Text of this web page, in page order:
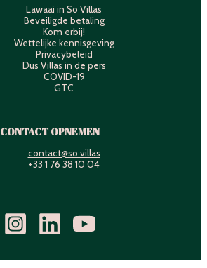
Lawaai in So Villas
Beveiligde betaling
Kom erbij!
Wettelijke kennisgeving
Privacybeleid
Dus Villas in de pers
COVID-19
GTC
CONTACT OPNEMEN
contact@so.villas
+33 1 76 38 10 04